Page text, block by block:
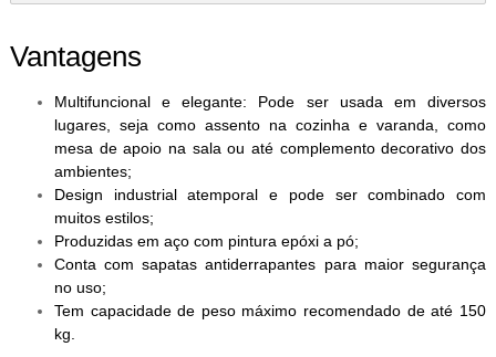
Vantagens
Multifuncional e elegante: Pode ser usada em diversos
lugares, seja como assento na cozinha e varanda, como
mesa de apoio na sala ou até complemento decorativo dos
ambientes;
Design industrial atemporal e pode ser combinado com
muitos estilos;
Produzidas em aço com pintura epóxi a pó;
Conta com sapatas antiderrapantes para maior segurança
no uso;
Tem capacidade de peso máximo recomendado de até 150
kg.